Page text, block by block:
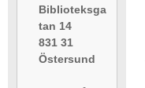
Biblioteksga
tan 14
831 31
Östersund